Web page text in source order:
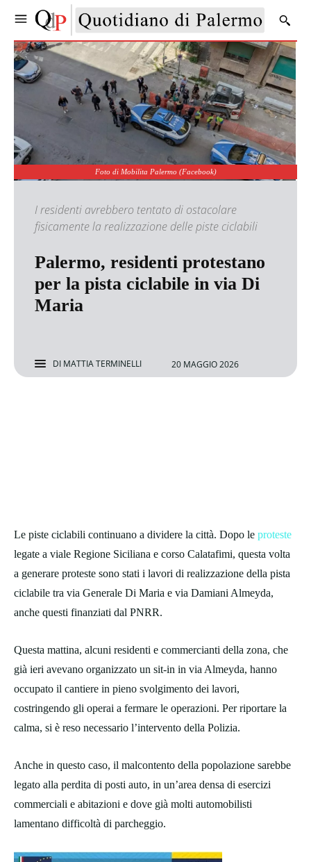
Foto di Mobilita Palermo (Facebook)
I residenti avrebbero tentato di ostacolare
fisicamente la realizzazione delle piste ciclabili
Palermo, residenti protestano
per la pista ciclabile in via Di
Maria
DI MATTIA TERMINELLI 20 MAGGIO 2026
Le piste ciclabili continuano a dividere la città. Dopo le proteste
legate a viale Regione Siciliana e corso Calatafimi, questa volta
a generare proteste sono stati i lavori di realizzazione della pista
ciclabile tra via Generale Di Maria e via Damiani Almeyda,
anche questi finanziati dal PNRR.
Questa mattina, alcuni residenti e commercianti della zona, che
già ieri avevano organizzato un sit-in in via Almeyda, hanno
occupato il cantiere in pieno svolgimento dei lavori,
costringendo gli operai a fermare le operazioni. Per riportare la
calma, si è reso necessario l’intervento della Polizia.
Anche in questo caso, il malcontento della popolazione sarebbe
legato alla perdita di posti auto, in un’area densa di esercizi
commerciali e abitazioni e dove già molti automobilisti
lamentano difficoltà di parcheggio.